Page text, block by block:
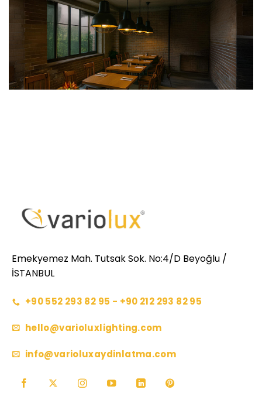
Emekyemez Mah. Tutsak Sok. No:4/D Beyoğlu /
İSTANBUL
+90 552 293 82 95 - +90 212 293 82 95
hello@varioluxlighting.com
info@varioluxaydinlatma.com